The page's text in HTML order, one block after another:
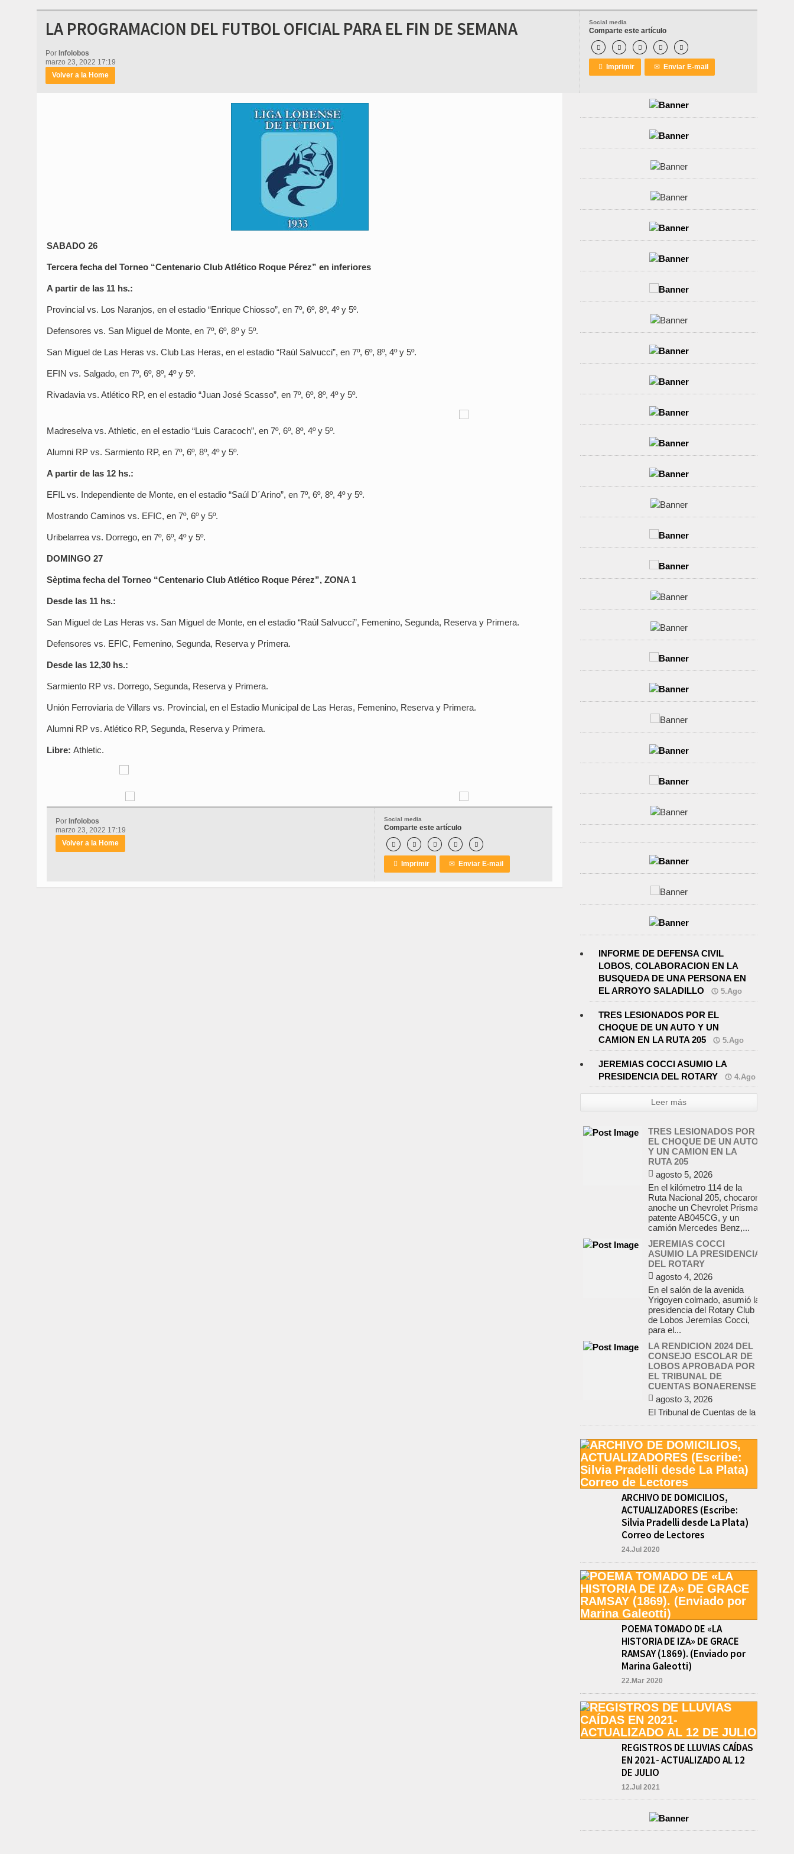
Social media
Comparte este artículo
    
 Imprimir ✉ Enviar E-mail
LA PROGRAMACION DEL FUTBOL OFICIAL PARA EL FIN DE SEMANA
Por Infolobos
marzo 23, 2022 17:19
Volver a la Home
SABADO 26
Tercera fecha del Torneo “Centenario Club Atlético Roque Pérez” en inferiores
A partir de las 11 hs.:
Provincial vs. Los Naranjos, en el estadio “Enrique Chiosso”, en 7º, 6º, 8º, 4º y 5º.
Defensores vs. San Miguel de Monte, en 7º, 6º, 8º y 5º.
San Miguel de Las Heras vs. Club Las Heras, en el estadio “Raúl Salvucci”, en 7º, 6º, 8º, 4º y 5º.
EFIN vs. Salgado, en 7º, 6º, 8º, 4º y 5º.
Rivadavia vs. Atlético RP, en el estadio “Juan José Scasso”, en 7º, 6º, 8º, 4º y 5º.
Madreselva vs. Athletic, en el estadio “Luis Caracoch”, en 7º, 6º, 8º, 4º y 5º.
Alumni RP vs. Sarmiento RP, en 7º, 6º, 8º, 4º y 5º.
A partir de las 12 hs.:
EFIL vs. Independiente de Monte, en el estadio “Saúl D´Arino”, en 7º, 6º, 8º, 4º y 5º.
Mostrando Caminos vs. EFIC, en 7º, 6º y 5º.
Uribelarrea vs. Dorrego, en 7º, 6º, 4º y 5º.
DOMINGO 27
Sèptima fecha del Torneo “Centenario Club Atlético Roque Pérez”, ZONA 1
Desde las 11 hs.:
San Miguel de Las Heras vs. San Miguel de Monte, en el estadio “Raúl Salvucci”, Femenino, Segunda, Reserva y Primera.
Defensores vs. EFIC, Femenino, Segunda, Reserva y Primera.
Desde las 12,30 hs.:
Sarmiento RP vs. Dorrego, Segunda, Reserva y Primera.
Unión Ferroviaria de Villars vs. Provincial, en el Estadio Municipal de Las Heras, Femenino, Reserva y Primera.
Alumni RP vs. Atlético RP, Segunda, Reserva y Primera.
Libre: Athletic.
Social media
Comparte este artículo
    
 Imprimir ✉ Enviar E-mail
Por Infolobos
marzo 23, 2022 17:19
Volver a la Home
INFORME DE DEFENSA CIVIL
LOBOS, COLABORACION EN LA
BUSQUEDA DE UNA PERSONA EN
EL ARROYO SALADILLO
5.Ago
TRES LESIONADOS POR EL
CHOQUE DE UN AUTO Y UN
CAMION EN LA RUTA 205
5.Ago
JEREMIAS COCCI ASUMIO LA
PRESIDENCIA DEL ROTARY
4.Ago
Leer más
TRES LESIONADOS POR
EL CHOQUE DE UN AUTO
Y UN CAMION EN LA
RUTA 205
agosto 5, 2026
En el kilómetro 114 de la
Ruta Nacional 205, chocaron
anoche un Chevrolet Prisma,
patente AB045CG, y un
camión Mercedes Benz,...
JEREMIAS COCCI
ASUMIO LA PRESIDENCIA
DEL ROTARY
agosto 4, 2026
En el salón de la avenida
Yrigoyen colmado, asumió la
presidencia del Rotary Club
de Lobos Jeremías Cocci,
para el...
LA RENDICION 2024 DEL
CONSEJO ESCOLAR DE
LOBOS APROBADA POR
EL TRIBUNAL DE
CUENTAS BONAERENSE
agosto 3, 2026
El Tribunal de Cuentas de la
rendición de cuentas
correspondiente al Ejercicio
2024,...
EL EQUIPO +35 DE
ATHLETIC TERCERO EN
EL CIERRE DE LA MAXI
LIGA DE CHIVILCOY
agosto 2, 2026
El equipo +35 del Maxi
Básquet del Lobos Athletic
Club, terminó en el podio de
la Maxi Liga de Chivilcoy,...
INFORME DE DEFENSA
CIVIL LOBOS,
COLABORACION EN LA
BUSQUEDA DE UNA
PERSONA EN EL
ARROYO SALADILLO
agosto 5, 2026
En las primeras horas de la
tarde del martes, el
Intendente Jorge Etcheverry
de...
ARCHIVO DE DOMICILIOS,
ACTUALIZADORES (Escribe:
Silvia Pradelli desde La Plata)
Correo de Lectores
24.Jul 2020
POEMA TOMADO DE «LA
HISTORIA DE IZA» DE GRACE
RAMSAY (1869). (Enviado por
Marina Galeotti)
22.Mar 2020
REGISTROS DE LLUVIAS CAÍDAS
EN 2021- ACTUALIZADO AL 12
DE JULIO
12.Jul 2021